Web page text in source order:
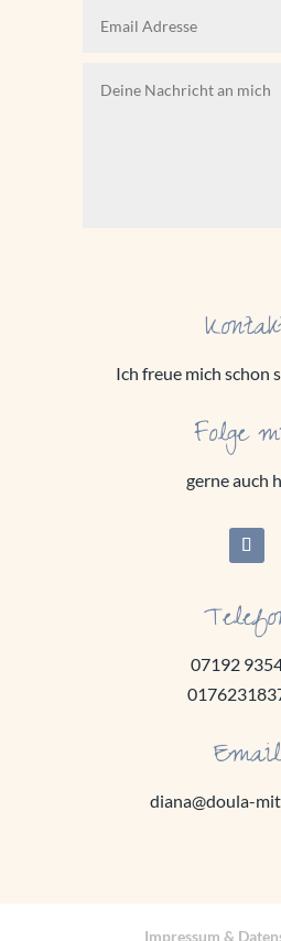
Ich freue mich schon
Folge
gerne auch
07192
Email
diana@doula-
Impressum &